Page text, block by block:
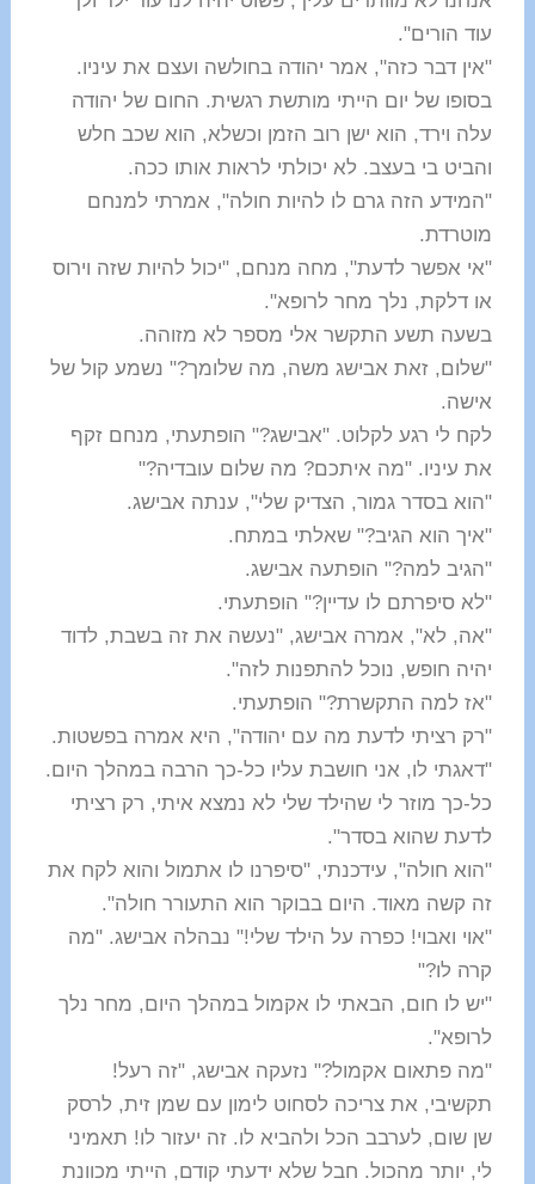
עוד הורים".
"אין דבר כזה", אמר יהודה בחולשה ועצם את עיניו.
בסופו של יום הייתי מותשת רגשית. החום של יהודה
עלה וירד, הוא ישן רוב הזמן וכשלא, הוא שכב חלש
והביט בי בעצב. לא יכולתי לראות אותו ככה.
"המידע הזה גרם לו להיות חולה", אמרתי למנחם
מוטרדת.
"אי אפשר לדעת", מחה מנחם, "יכול להיות שזה וירוס
או דלקת, נלך מחר לרופא".
בשעה תשע התקשר אלי מספר לא מזוהה.
"שלום, זאת אבישג משה, מה שלומך?" נשמע קול של
אישה.
לקח לי רגע לקלוט. "אבישג?" הופתעתי, מנחם זקף
את עיניו. "מה איתכם? מה שלום עובדיה?"
"הוא בסדר גמור, הצדיק שלי", ענתה אבישג.
"איך הוא הגיב?" שאלתי במתח.
"הגיב למה?" הופתעה אבישג.
"לא סיפרתם לו עדיין?" הופתעתי.
"אה, לא", אמרה אבישג, "נעשה את זה בשבת, לדוד
יהיה חופש, נוכל להתפנות לזה".
"אז למה התקשרת?" הופתעתי.
"רק רציתי לדעת מה עם יהודה", היא אמרה בפשטות.
"דאגתי לו, אני חושבת עליו כל-כך הרבה במהלך היום.
כל-כך מוזר לי שהילד שלי לא נמצא איתי, רק רציתי
לדעת שהוא בסדר".
"הוא חולה", עידכנתי, "סיפרנו לו אתמול והוא לקח את
זה קשה מאוד. היום בבוקר הוא התעורר חולה".
"אוי ואבוי! כפרה על הילד שלי!" נבהלה אבישג. "מה
קרה לו?"
"יש לו חום, הבאתי לו אקמול במהלך היום, מחר נלך
לרופא".
"מה פתאום אקמול?" נזעקה אבישג, "זה רעל!
תקשיבי, את צריכה לסחוט לימון עם שמן זית, לרסק
שן שום, לערבב הכל ולהביא לו. זה יעזור לו! תאמיני
לי, יותר מהכול. חבל שלא ידעתי קודם, הייתי מכוונת